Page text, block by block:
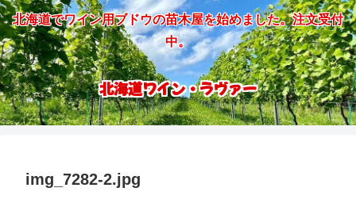
北海道でワイン用ブドウの苗木屋を始めました。注文受付
中。
北海道ワイン・ラヴァー
img_7282-2.jpg